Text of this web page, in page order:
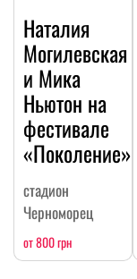
Наталия
Могилевская
и Мика
Ньютон на
фестивале
«Поколение»
стадион
Черноморец
от 800 грн